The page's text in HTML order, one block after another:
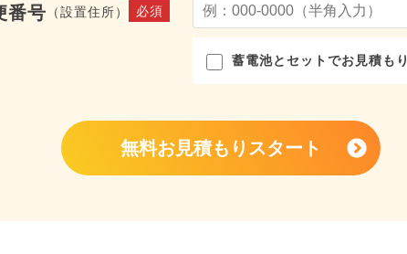
番号 （設置住所） 必須
蓄電池とセットでお見積もり
無料お見積もりスタート